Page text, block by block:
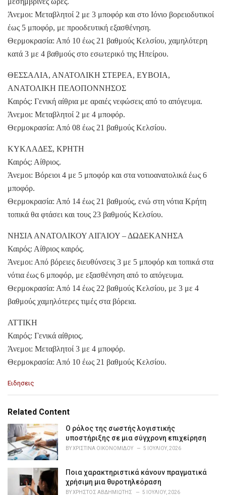
Άνεμοι: Μεταβλητοί 2 με 3 μποφόρ και στο Ιόνιο βορειοδυτικοί
έως 5 μποφόρ, με προοδευτική εξασθένηση.
Θερμοκρασία: Από 10 έως 21 βαθμούς Κελσίου, χαμηλότερη
κατά 3 με 4 βαθμούς στο εσωτερικό της Ηπείρου.
ΘΕΣΣΑΛΙΑ, ΑΝΑΤΟΛΙΚΗ ΣΤΕΡΕΑ, ΕΥΒΟΙΑ,
ΑΝΑΤΟΛΙΚΗ ΠΕΛΟΠΟΝΝΗΣΟΣ
Καιρός: Γενική αίθρια με αραιές νεφώσεις από το απόγευμα.
Άνεμοι: Μεταβλητοί 2 με 4 μποφόρ.
Θερμοκρασία: Από 08 έως 21 βαθμούς Κελσίου.
ΚΥΚΛΑΔΕΣ, ΚΡΗΤΗ
Καιρός: Αίθριος.
Άνεμοι: Βόρειοι 4 με 5 μποφόρ και στα νοτιοανατολικά έως 6
μποφόρ.
Θερμοκρασία: Από 14 έως 21 βαθμούς, ενώ στη νότια Κρήτη
τοπικά θα φτάσει και τους 23 βαθμούς Κελσίου.
ΝΗΣΙΑ ΑΝΑΤΟΛΙΚΟΥ ΑΙΓΑΙΟΥ – ΔΩΔΕΚΑΝΗΣΑ
Καιρός: Αίθριος καιρός.
Άνεμοι: Από βόρειες διευθύνσεις 3 με 5 μποφόρ και τοπικά στα
νότια έως 6 μποφόρ, με εξασθένηση από το απόγευμα.
Θερμοκρασία: Από 14 έως 22 βαθμούς Κελσίου, με 3 με 4
βαθμούς χαμηλότερες τιμές στα βόρεια.
ΑΤΤΙΚΗ
Καιρός: Γενικά αίθριος.
Άνεμοι: Μεταβλητοί 3 με 4 μποφόρ.
Θερμοκρασία: Από 10 έως 21 βαθμούς Κελσίου.
C
e
o
r
e
Ειδησεις
Related Content
Ο ρόλος της σωστής λογιστικής
υποστήριξης σε μια σύγχρονη επιχείρηση
BYΧΡΙΣΤΊΝΑ ΟΙΚΟΝΟΜΊΔΟΥ 5 ΙΟΥΛΊΟΥ, 2026
Ποια χαρακτηριστικά κάνουν πραγματικά
χρήσιμη μια θυροτηλεόραση
BYΧΡΉΣΤΟΣ ΑΒΔΗΜΙΏΤΗΣ 5 ΙΟΥΛΊΟΥ, 2026